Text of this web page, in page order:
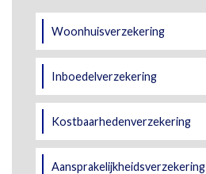
Woonhuisverzekering
Inboedelverzekering
Kostbaarhedenverzekering
Aansprakelijkheidsverzekering